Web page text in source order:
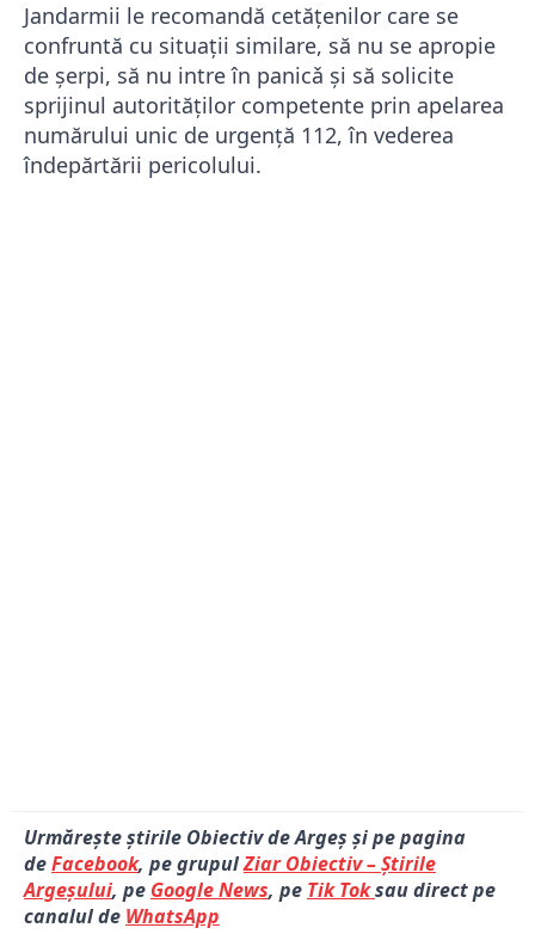
Jandarmii le recomandă cetățenilor care se
confruntă cu situații similare, să nu se apropie
de șerpi, să nu intre în panicǎ și să solicite
sprijinul autorităților competente prin apelarea
numărului unic de urgență 112, în vederea
îndepărtării pericolului.
Urmărește știrile Obiectiv de Argeș și pe pagina
deFacebook, pe grupulZiar Obiectiv – Știrile
Argeșului, pe Google News, pe Tik Toksau direct pe
canalul de WhatsApp